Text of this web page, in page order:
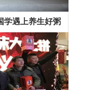
学遇上养生好粥